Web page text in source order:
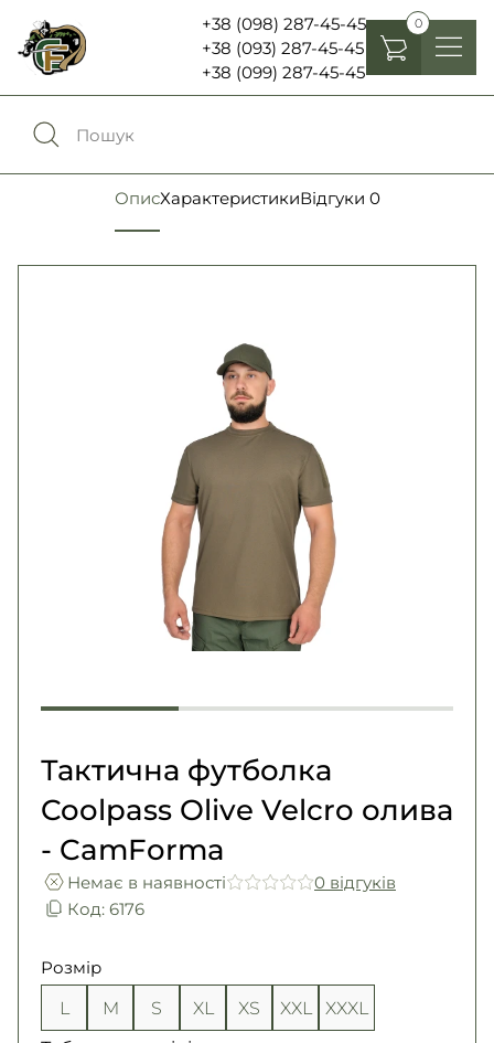
+38 (098) 287-45-45
+38 (093) 287-45-45
+38 (099) 287-45-45
0
Порівняння0
Обране0
Повернення та обмін
Ліхтарі , біноклі та елементи живлення
Шеврони, патчі та нашивки
Second Hand NATO
ОписХарактеристикиВідгуки 0
Тактична футболка
Coolpass Olive Velcro олива
- CamForma
Немає в наявності
0 вiдгукiв
Код: 6176
Розмір
L M S XL XS XXL
XXXL